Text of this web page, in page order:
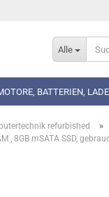
Alle
BATTERIEN,
refurbished »
, 8GB mSATA SSD,